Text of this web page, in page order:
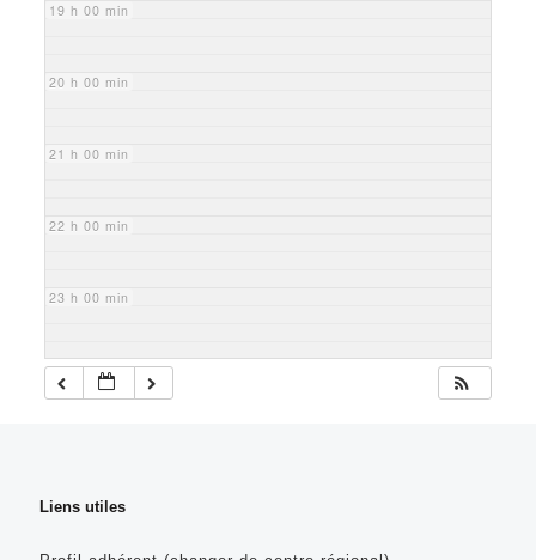
19 h 00 min
20 h 00 min
21 h 00 min
22 h 00 min
23 h 00 min
Liens utiles